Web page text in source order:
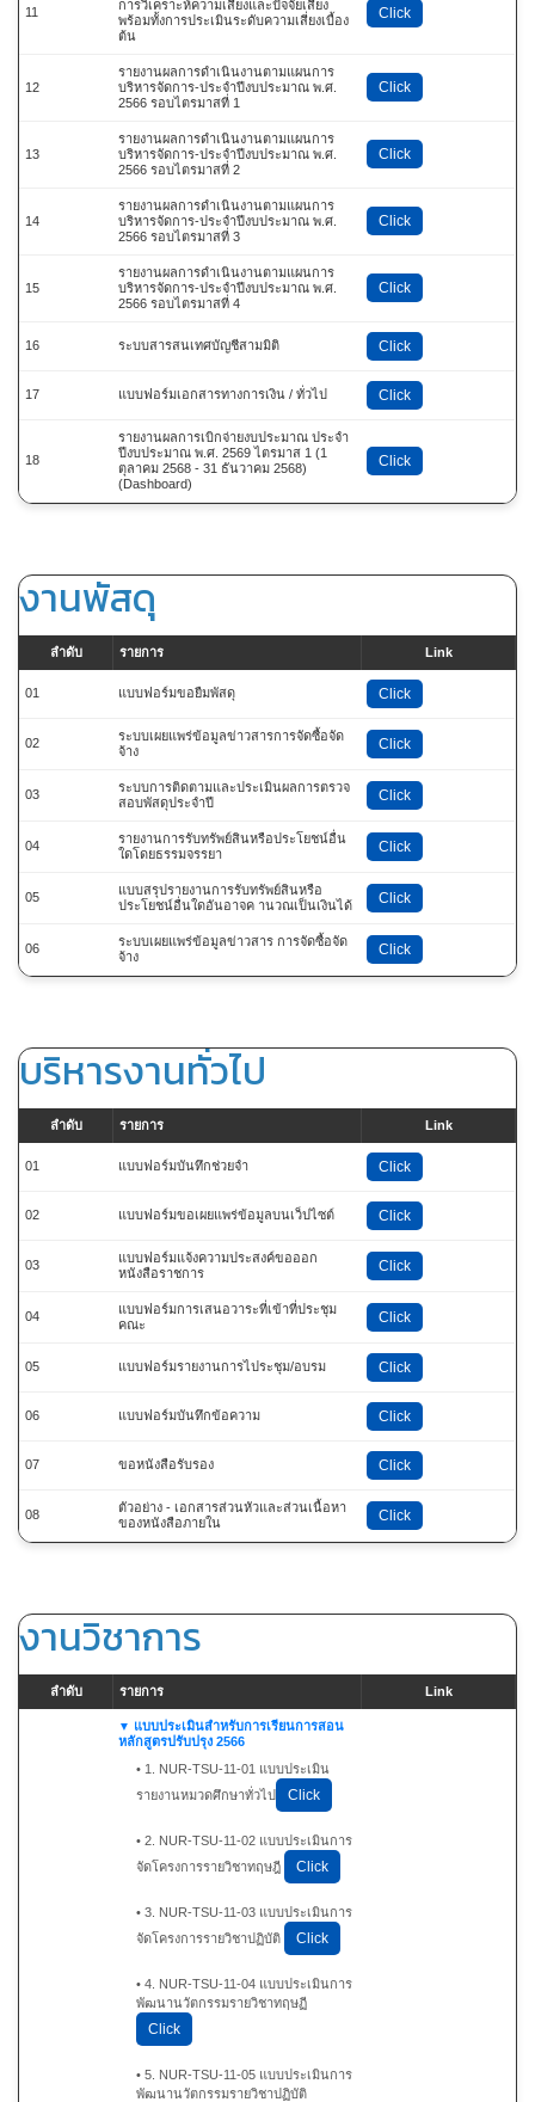
11
การวิเคราะห์ความเสี่ยงและปัจจัยเสี่ยง
พร้อมทั้งการประเมินระดับความเสี่ยงเบื้อง
ต้น
Click
12
รายงานผลการดำเนินงานตามแผนการ
บริหารจัดการ-ประจำปีงบประมาณ พ.ศ.
2566 รอบไตรมาสที่ 1
Click
13
รายงานผลการดำเนินงานตามแผนการ
บริหารจัดการ-ประจำปีงบประมาณ พ.ศ.
2566 รอบไตรมาสที่ 2
Click
14
รายงานผลการดำเนินงานตามแผนการ
บริหารจัดการ-ประจำปีงบประมาณ พ.ศ.
2566 รอบไตรมาสที่ 3
Click
15
รายงานผลการดำเนินงานตามแผนการ
บริหารจัดการ-ประจำปีงบประมาณ พ.ศ.
2566 รอบไตรมาสที่ 4
Click
16 ระบบสารสนเทศบัญชีสามมิติ Click
17 แบบฟอร์มเอกสารทางการเงิน / ทั่วไป Click
18
รายงานผลการเบิกจ่ายงบประมาณ ประจำ
ปีงบประมาณ พ.ศ. 2569 ไตรมาส 1 (1
ตุลาคม 2568 - 31 ธันวาคม 2568)
(Dashboard)
Click
งานพัสดุ
ลำดับ รายการ Link
01 แบบฟอร์มขอยืมพัสดุ Click
02
ระบบเผยแพร่ข้อมูลข่าวสารการจัดซื้อจัด
จ้าง
Click
03
ระบบการติดตามและประเมินผลการตรวจ
สอบพัสดุประจำปี
Click
04
รายงานการรับทรัพย์สินหรือประโยชน์อื่น
ใดโดยธรรมจรรยา
Click
05
แบบสรุปรายงานการรับทรัพย์สินหรือ
ประโยชน์อื่นใดอันอาจค านวณเป็นเงินได้
Click
06
ระบบเผยแพร่ข้อมูลข่าวสาร การจัดซื้อจัด
จ้าง
Click
บริหารงานทั่วไป
ลำดับ รายการ Link
01 แบบฟอร์มบันทึกช่วยจำ Click
02 แบบฟอร์มขอเผยแพร่ข้อมูลบนเว็ปไซต์ Click
03
แบบฟอร์มแจ้งความประสงค์ขอออก
หนังสือราชการ
Click
04
แบบฟอร์มการเสนอวาระที่เข้าที่ประชุม
คณะ
Click
05 แบบฟอร์มรายงานการไประชุม/อบรม Click
06 แบบฟอร์มบันทึกข้อความ Click
07 ขอหนังสือรับรอง Click
08
ตัวอย่าง - เอกสารส่วนหัวและส่วนเนื้อหา
ของหนังสือภายใน
Click
งานวิชาการ
ลำดับ รายการ Link
แบบประเมินสำหรับการเรียนการสอน
หลักสูตรปรับปรุง 2566
• 1. NUR-TSU-11-01 แบบประเมิน
รายงานหมวดศึกษาทั่วไป
Click
• 2. NUR-TSU-11-02 แบบประเมินการ
จัดโครงการรายวิชาทฤษฎี
Click
• 3. NUR-TSU-11-03 แบบประเมินการ
จัดโครงการรายวิชาปฏิบัติ
Click
• 4. NUR-TSU-11-04 แบบประเมินการ
พัฒนานวัตกรรมรายวิชาทฤษฏี
Click
• 5. NUR-TSU-11-05 แบบประเมินการ
พัฒนานวัตกรรมรายวิชาปฏิบัติ